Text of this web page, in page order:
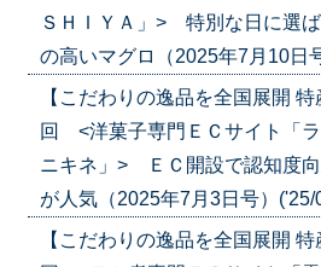
ＳＨＩＹＡ」> 特別な日に選
の高いマグロ（2025年7月10日
【こだわりの逸品を全国展開
回 <洋菓子専門ＥＣサイト「
ニキネ」> ＥＣ開設で認知度
が人気（2025年7月3日号）('25/
【こだわりの逸品を全国展開